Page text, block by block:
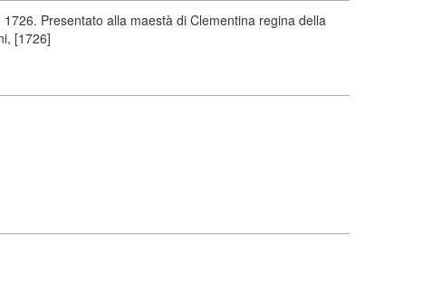
Presentato alla maestà di Clementina regina della
[1726]